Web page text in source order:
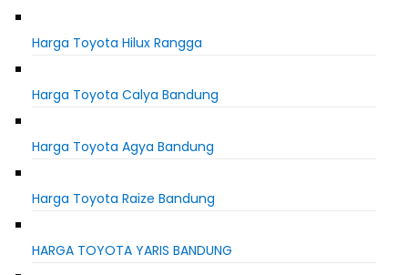
Harga Toyota Hilux Rangga
Harga Toyota Calya Bandung
Harga Toyota Agya Bandung
Harga Toyota Raize Bandung
HARGA TOYOTA YARIS BANDUNG